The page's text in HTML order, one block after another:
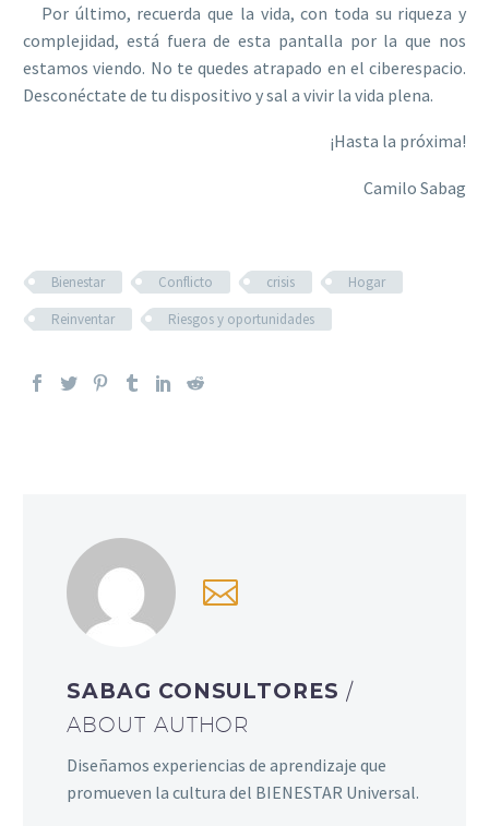
Por último, recuerda que la vida, con toda su riqueza y
complejidad, está fuera de esta pantalla por la que nos
estamos viendo. No te quedes atrapado en el ciberespacio.
Desconéctate de tu dispositivo y sal a vivir la vida plena.
¡Hasta la próxima!
Camilo Sabag
Bienestar Conflicto crisis
Hogar
Reinventar
Riesgos y oportunidades
SABAG CONSULTORES/
ABOUT AUTHOR
Diseñamos experiencias de aprendizaje que
promueven la cultura del BIENESTAR Universal.